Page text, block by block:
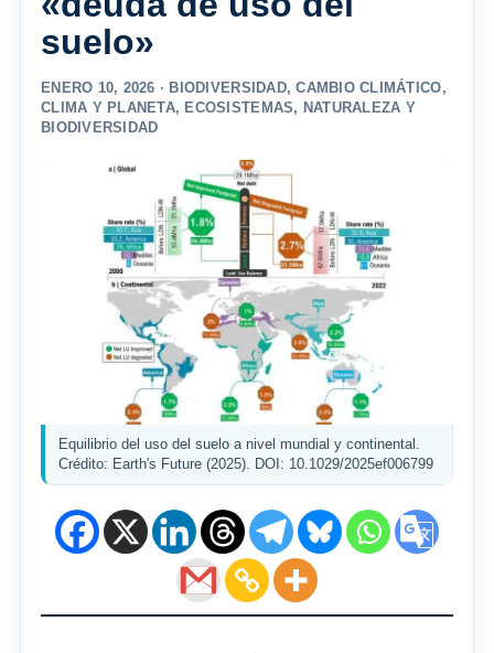
suelo»
ENERO 10, 2026 · BIODIVERSIDAD,CAMBIO CLIMÁTICO,
CLIMA Y PLANETA, ECOSISTEMAS, NATURALEZA Y
BIODIVERSIDAD
Equilibrio del uso del suelo a nivel mundial y continental.
Crédito: Earth's Future (2025). DOI: 10.1029/2025ef006799